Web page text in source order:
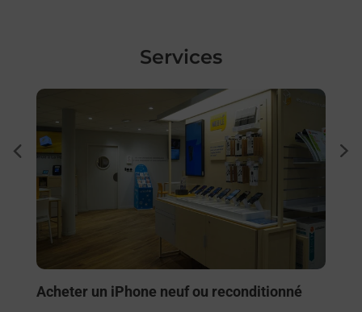
Services
En savoir plus
Acheter un iPhone neuf ou reconditionné